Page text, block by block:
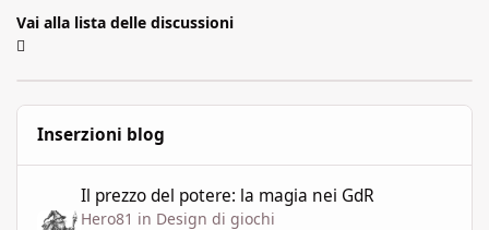
Vai alla lista delle discussioni
Inserzioni blog
Il prezzo del potere: la magia nei GdR
Hero81 in Design di giochi